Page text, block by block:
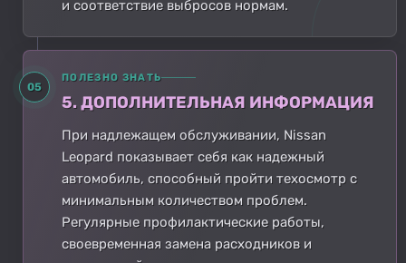
и соответствие выбросов нормам.
05
ПОЛЕЗНО ЗНАТЬ
5. ДОПОЛНИТЕЛЬНАЯ ИНФОРМАЦИЯ
При надлежащем обслуживании, Nissan
Leopard показывает себя как надежный
автомобиль, способный пройти техосмотр с
минимальным количеством проблем.
Регулярные профилактические работы,
своевременная замена расходников и